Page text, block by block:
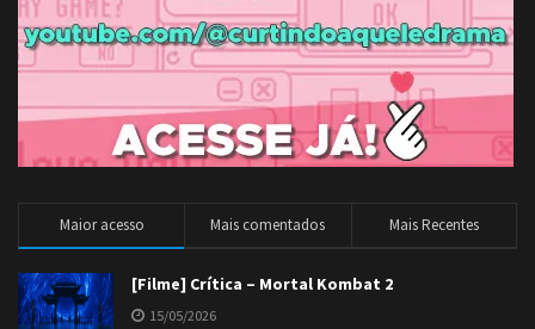
Maior acesso Mais comentados Mais Recentes
[Filme] Crítica – Mortal Kombat 2
15/05/2026